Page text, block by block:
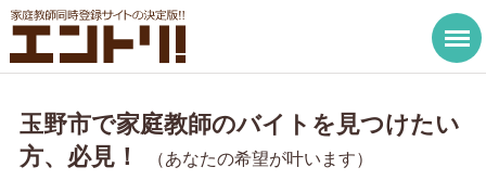
玉野市で家庭教師のバイトを見つけたい
方、必見！
（あなたの希望が叶います）